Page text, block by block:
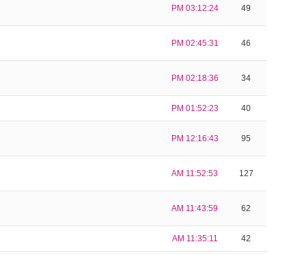
PM 03:12:24 49
PM 02:45:31 46
PM 02:18:36 34
PM 01:52:23 40
PM 12:16:43 95
AM 11:52:53 127
AM 11:43:59 62
AM 11:35:11 42